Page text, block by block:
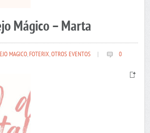
Mágico – Marta
MAGICO,FOTERIX,OTROS EVENTOS 0